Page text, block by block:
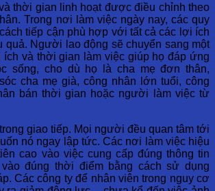
thời gian linh hoạt được điều chỉnh theo
Trong nơi làm việc ngày nay, các quy
tiếp cận phù hợp với tất cả các lợi ích
quả. Người lao động sẽ chuyển sang một
và thời gian làm việc giúp họ đáp ứng
sống, cho dù họ là cha mẹ đơn thân,
cha mẹ già, công nhân lớn tuổi, công
bán thời gian hoặc người làm việc từ
giao tiếp. Mọi người đều quan tâm tới
nó ngay lập tức. Các nơi làm việc hiệu
cao vào việc cung cấp đúng thông tin
đúng thời điểm bằng cách sử dụng
Các công ty để nhân viên trong nguy cơ